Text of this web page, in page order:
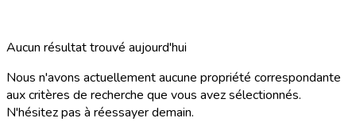
Aucun résultat trouvé aujourd'hui
Nous n'avons actuellement aucune propriété correspondante
aux critères de recherche que vous avez sélectionnés.
N'hésitez pas à réessayer demain.